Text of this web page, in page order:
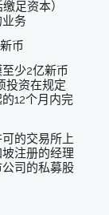
足资本）
务
币
少2亿新币
投资在规定
12个月内完
的交易所上
注册的经理
司的私募股